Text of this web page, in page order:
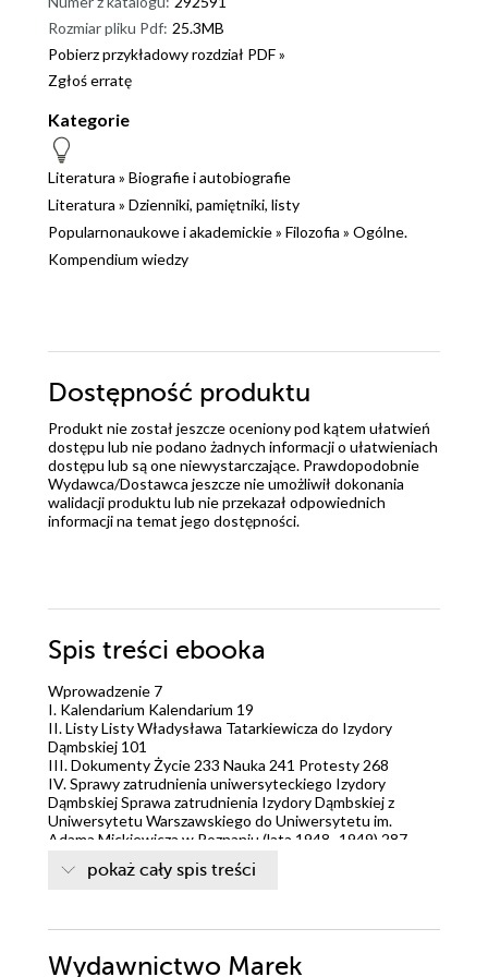
Rozmiar pliku Pdf: 25.3MB
Pobierz przykładowy rozdział PDF »
Zgłoś erratę
Kategorie
Literatura » Biografie i autobiografie
Literatura » Dzienniki, pamiętniki, listy
Popularnonaukowe i akademickie» Filozofia » Ogólne.
Kompendium wiedzy
Dostępność produktu
Produkt nie został jeszcze oceniony pod kątem ułatwień
dostępu lub nie podano żadnych informacji o ułatwieniach
dostępu lub są one niewystarczające. Prawdopodobnie
Wydawca/Dostawca jeszcze nie umożliwił dokonania
walidacji produktu lub nie przekazał odpowiednich
informacji na temat jego dostępności.
Spis treści ebooka
Wprowadzenie 7
I. Kalendarium Kalendarium 19
II. Listy Listy Władysława Tatarkiewicza do Izydory
Dąmbskiej 101
III. Dokumenty Życie 233 Nauka 241 Protesty 268
IV. Sprawy zatrudnienia uniwersyteckiego Izydory
Dąmbskiej Sprawa zatrudnienia Izydory Dąmbskiej z
Uniwersytetu Warszawskiego do Uniwersytetu im.
Adama Mickiewicza w Poznaniu (lata 1948–1949) 287
Listy z władzami Uniwersytetu im. Adama Mickiewicza w
Uniwersytetu Wrocławskiego (lata 1956–1957) 319
Witoldem Ingardenem w sprawie nominacji w Krakowie
pokaż cały spis treści
Wydawnictwo Marek